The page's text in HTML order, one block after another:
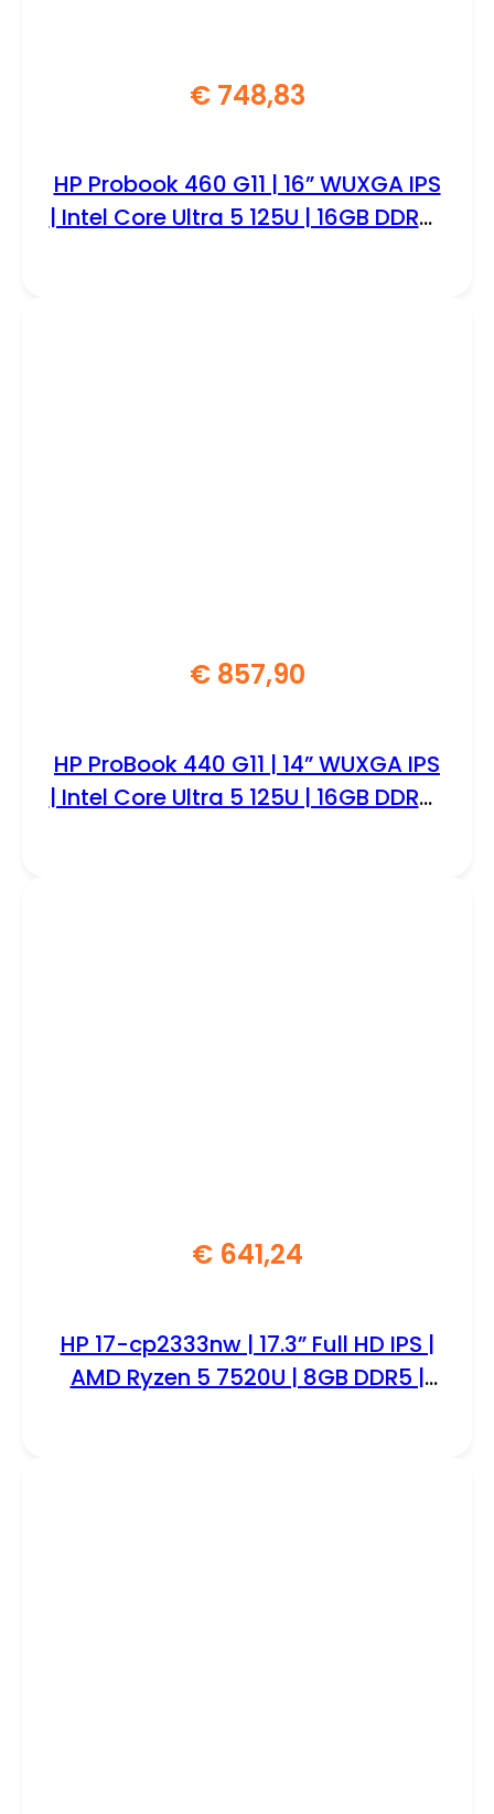
€748,83
HP Probook 460 G11 | 16” WUXGA IPS
| Intel Core Ultra 5 125U | 16GB DDR5 |
€857,90
HP ProBook 440 G11 | 14” WUXGA IPS
| Intel Core Ultra 5 125U | 16GB DDR5 |
€641,24
HP 17-cp2333nw | 17.3” Full HD IPS |
AMD Ryzen 5 7520U | 8GB DDR5 |